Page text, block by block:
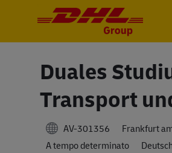
Duales
Transport
AV-301356 Frankfurt
A tempo determinato